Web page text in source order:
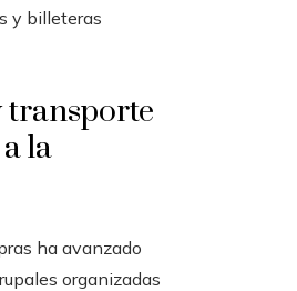
y billeteras
transporte
la
ha avanzado
organizadas